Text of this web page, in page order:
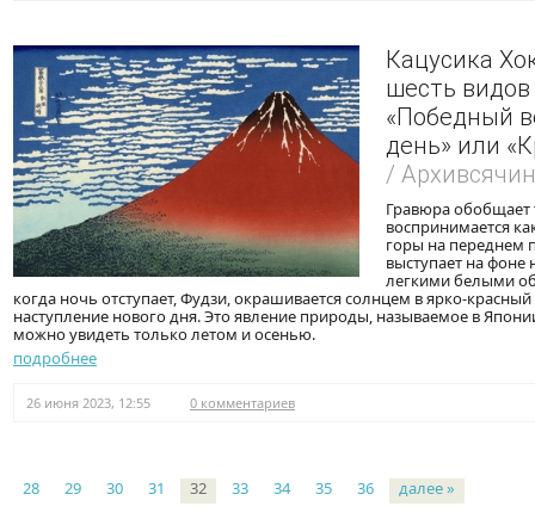
Кацусика
шесть
«Победный
день» или
/
Гравюра обобщает
воспринимается
горы на переднем
выступает на фоне
легкими белыми
когда ночь отступает, Фудзи, окрашивается солнцем в ярко-
наступление нового дня. Это явление природы, называемое в
можно увидеть только летом и осенью.
подробнее
26 июня 2023, 12:55 0 комментариев
Страницы
28 29 30 31 32 33 34 35 36 далее »